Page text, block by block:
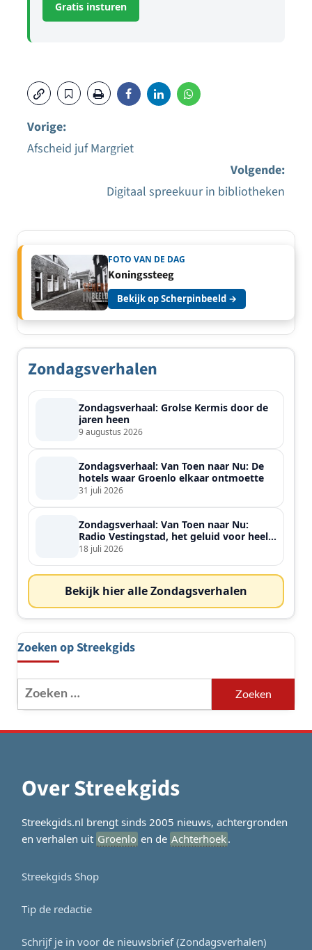
Gratis insturen
Bericht
Vorige:
Afscheid juf Margriet
Volgende:
Digitaal spreekuur in bibliotheken
FOTO VAN DE DAG
Koningssteeg
Bekijk op Scherpinbeeld →
Zondagsverhalen
Zondagsverhaal: Grolse Kermis door de
jaren heen
9 augustus 2026
Zondagsverhaal: Van Toen naar Nu: De
hotels waar Groenlo elkaar ontmoette
31 juli 2026
Zondagsverhaal: Van Toen naar Nu:
Radio Vestingstad, het geluid voor heel
de streek
18 juli 2026
Bekijk hier alle Zondagsverhalen
Zoeken op Streekgids
Zoeken
naar:
Over Streekgids
Streekgids.nl brengt sinds 2005 nieuws, achtergronden
en verhalen uit Groenlo en de Achterhoek.
Streekgids Shop
Tip de redactie
Schrijf je in voor de nieuwsbrief (Zondagsverhalen)